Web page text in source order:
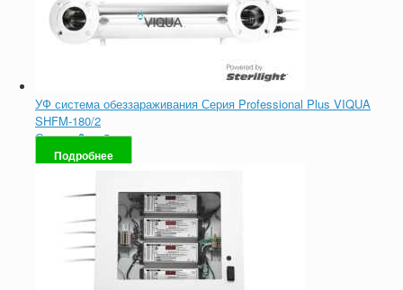
УФ система обеззараживания Серия Professional Plus VIQUA
SHFM-180/2
Оценка0из 5
Подробнее